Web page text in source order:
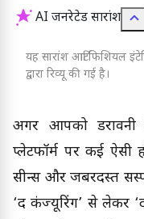
AI जनरेटेड सारांश
यह सारांश आर्टिफिशियल
द्वारा रिव्यू की गई है।
अगर आपको
प्लेटफॉर्म पर कई ऐसी
सीन्स और जबरदस्त
‘द कंज्यूरिंग’ से लेकर